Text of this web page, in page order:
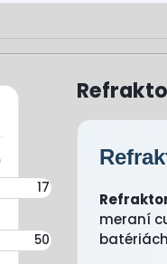
meraní